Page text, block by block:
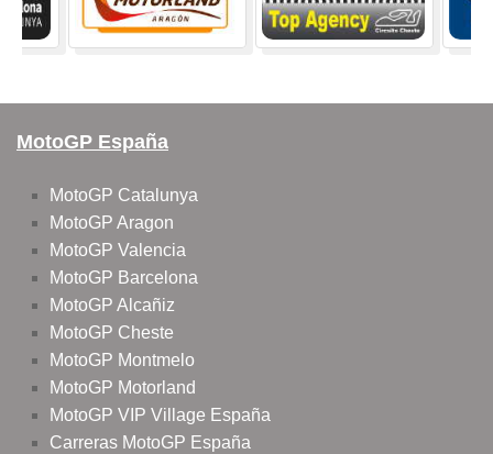
MotoGP España
MotoGP Catalunya
MotoGP Aragon
MotoGP Valencia
MotoGP Barcelona
MotoGP Alcañiz
MotoGP Cheste
MotoGP Montmelo
MotoGP Motorland
MotoGP VIP Village España
Carreras MotoGP España